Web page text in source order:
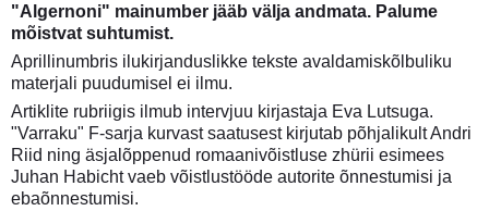
"Algernoni" mainumber jääb välja andmata. Palume
mõistvat suhtumist.
Aprillinumbris ilukirjanduslikke tekste avaldamiskõlbuliku
materjali puudumisel ei ilmu.
Artiklite rubriigis ilmub intervjuu kirjastaja Eva Lutsuga.
"Varraku" F-sarja kurvast saatusest kirjutab põhjalikult Andri
Riid ning äsjalõppenud romaanivõistluse zhürii esimees
Juhan Habicht vaeb võistlustööde autorite õnnestumisi ja
ebaõnnestumisi.